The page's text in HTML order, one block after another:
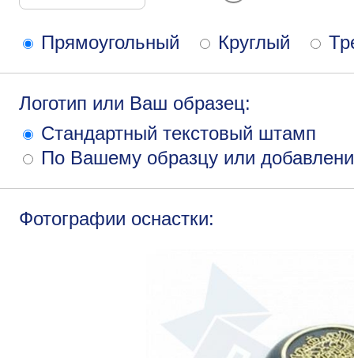
Прямоугольный Круглый
Логотип или Ваш образец:
Стандартный текстовый штамп
По Вашему образцу или
Фотографии оснастки: